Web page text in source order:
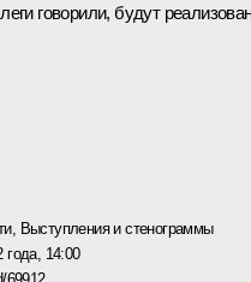
говорили, будут
, Выступления и стенограммы
года, 14:00